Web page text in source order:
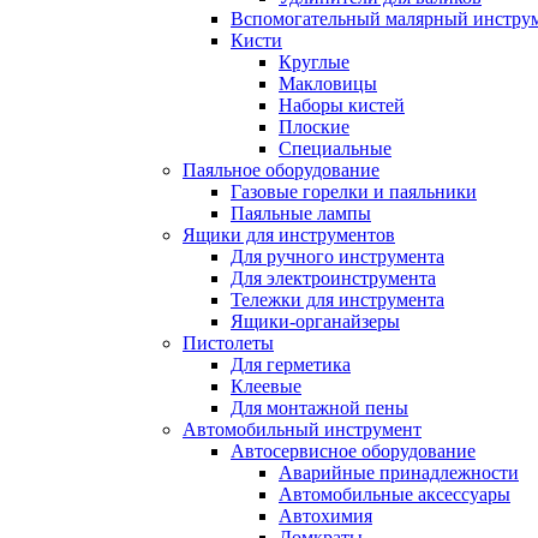
Вспомогательный малярный
Кисти
Круглые
Макловицы
Наборы кистей
Плоские
Специальные
Паяльное оборудование
Газовые горелки и паяльники
Паяльные лампы
Ящики для инструментов
Для ручного инструмента
Для электроинструмента
Тележки для инструмента
Ящики-органайзеры
Пистолеты
Для герметика
Клеевые
Для монтажной пены
Автомобильный инструмент
Автосервисное оборудование
Аварийные принадлежности
Автомобильные аксессуары
Автохимия